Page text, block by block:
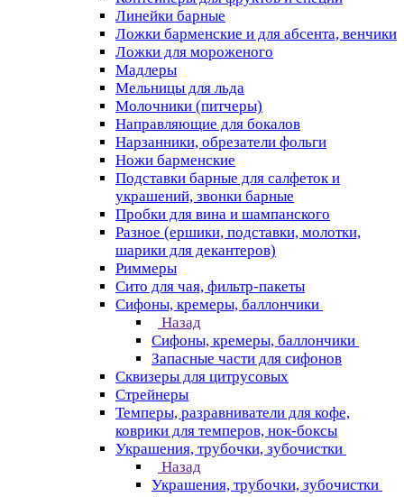
Линейки барные
Ложки барменские и для абсента, венчики
Ложки для мороженого
Мадлеры
Мельницы для льда
Молочники (питчеры)
Направляющие для бокалов
Нарзанники, обрезатели фольги
Ножи барменские
Подставки барные для салфеток и
украшений, звонки барные
Пробки для вина и шампанского
Разное (ершики, подставки, молотки,
шарики для декантеров)
Риммеры
Сито для чая, фильтр-пакеты
Сифоны, кремеры, баллончики
Назад
Сифоны, кремеры, баллончики
Запасные части для сифонов
Сквизеры для цитрусовых
Стрейнеры
Темперы, разравниватели для кофе,
коврики для темперов, нок-боксы
Украшения, трубочки, зубочистки
Назад
Украшения, трубочки, зубочистки